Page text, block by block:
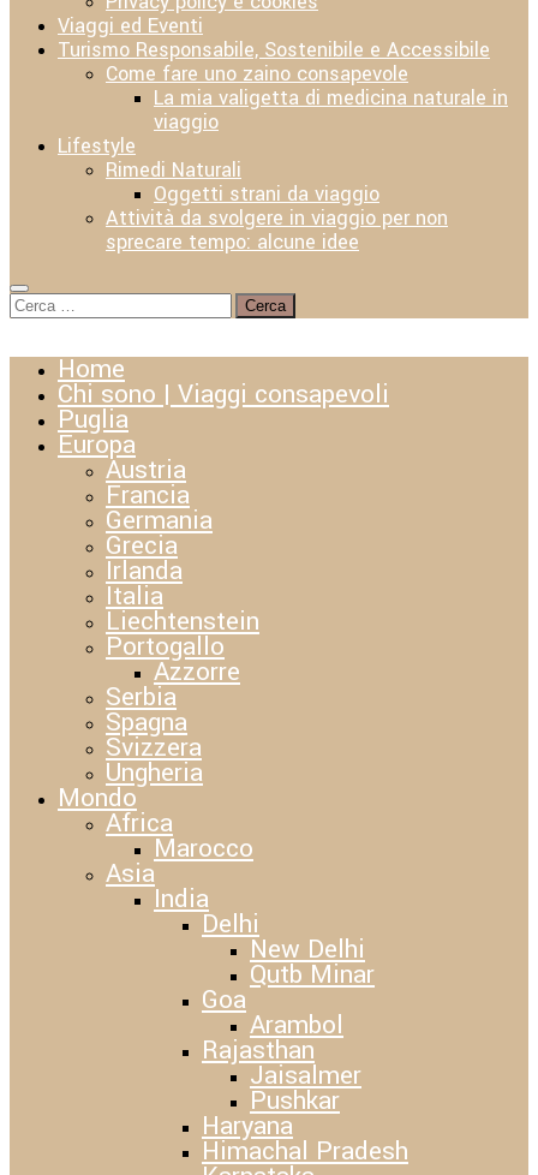
Viaggi ed Eventi
Turismo Responsabile, Sostenibile e Accessibile
Come fare uno zaino consapevole
La mia valigetta di medicina naturale in
viaggio
Lifestyle
Rimedi Naturali
Oggetti strani da viaggio
Attività da svolgere in viaggio per non
sprecare tempo: alcune idee
Ricerca
per:
Home
Chi sono | Viaggi consapevoli
Puglia
Europa
Austria
Francia
Germania
Grecia
Irlanda
Italia
Liechtenstein
Portogallo
Azzorre
Serbia
Spagna
Svizzera
Ungheria
Mondo
Africa
Marocco
Asia
India
Delhi
New Delhi
Qutb Minar
Goa
Arambol
Rajasthan
Jaisalmer
Pushkar
Haryana
Himachal Pradesh